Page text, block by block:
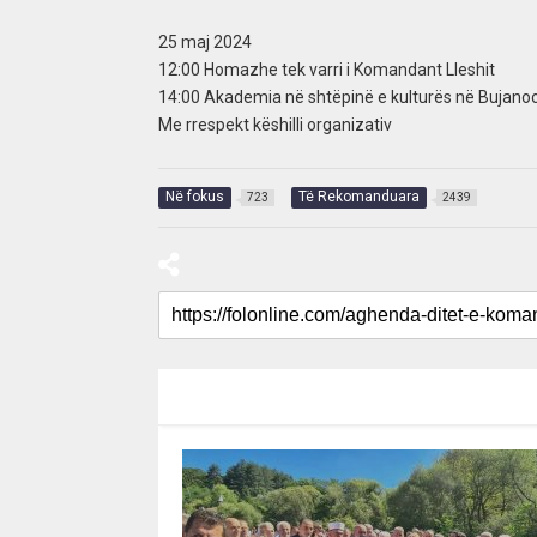
25 maj 2024
12:00 Homazhe tek varri i Komandant Lleshit
14:00 Akademia në shtëpinë e kulturës në
Me rrespekt këshilli organizativ
Në fokus 723 Të Rekomanduara 2439